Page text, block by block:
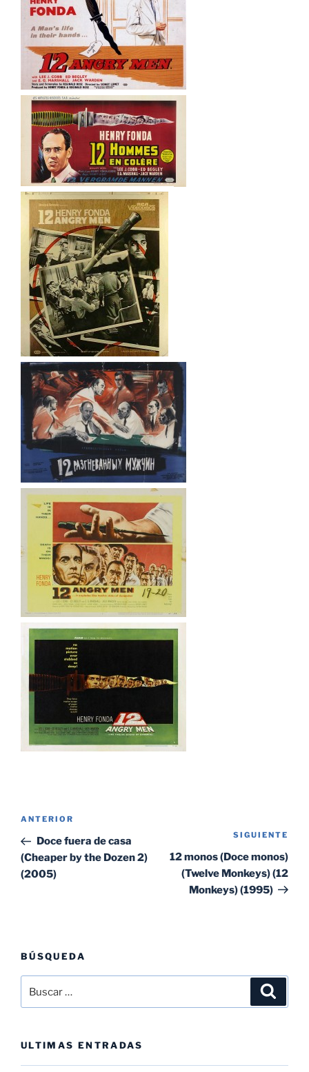
Navegación
entradas
Entrada
anterior:
ANTERIOR
Doce fuera de casa
(Cheaper by the Dozen 2)
(2005)
SIGUIENTE
12 monos (Doce monos)
(Twelve Monkeys) (12
Monkeys) (1995)
BÚSQUEDA
por:
ULTIMAS ENTRADAS